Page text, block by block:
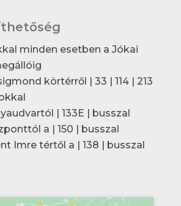
minden esetben a Jókai
körtérről | 33 | 114 | 213
| 133E | busszal
a | 150 | busszal
Imre tértől a | 138 | busszal